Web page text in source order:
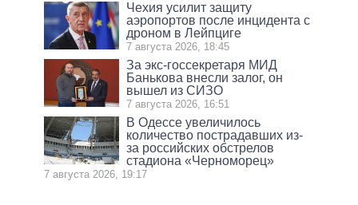
Чехия усилит защиту
аэропортов после инцидента с
дроном в Лейпциге
7 августа 2026, 18:45
За экс-госсекретаря МИД
Банькова внесли залог, он
вышел из СИЗО
7 августа 2026, 16:51
В Одессе увеличилось
количество пострадавших из-
за российских обстрелов
стадиона «Черноморец»
7 августа 2026, 19:17